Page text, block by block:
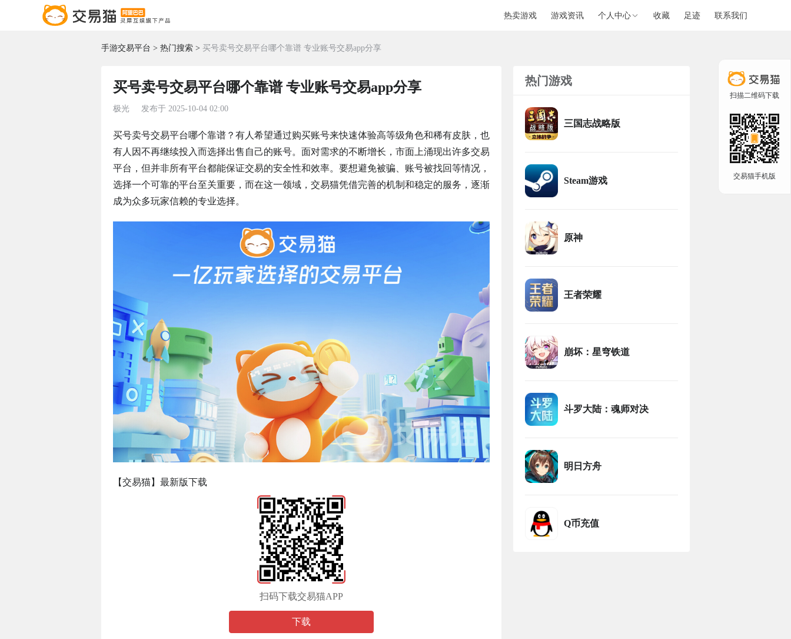
热卖游戏 游戏资讯 个人中心 收藏 足迹 联系我们
手游交易平台 热门搜索 买号卖号交易平台哪个靠谱 专业账号交易app分享
买号卖号交易平台哪个靠谱 专业账号交易app分享
极光 发布于 2025-10-04 02:00
买号卖号交易平台哪个靠谱？有人希望通过购买账号来快速体验高等级角色和稀有皮肤，也
有人因不再继续投入而选择出售自己的账号。面对需求的不断增长，市面上涌现出许多交易
平台，但并非所有平台都能保证交易的安全性和效率。要想避免被骗、账号被找回等情况，
选择一个可靠的平台至关重要，而在这一领域，交易猫凭借完善的机制和稳定的服务，逐渐
成为众多玩家信赖的专业选择。
【交易猫】最新版下载
扫码下载交易猫APP
下载
热门游戏
三国志战略版
Steam游戏
原神
王者荣耀
崩坏：星穹铁道
斗罗大陆：魂师对决
明日方舟
Q币充值
扫描二维码下载
交易猫手机版